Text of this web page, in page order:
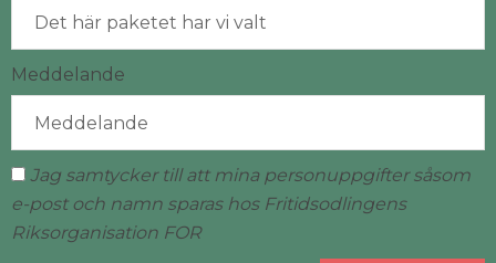
Meddelande
Jag samtycker till att mina personuppgifter såsom
e-post och namn sparas hos Fritidsodlingens
Riksorganisation FOR